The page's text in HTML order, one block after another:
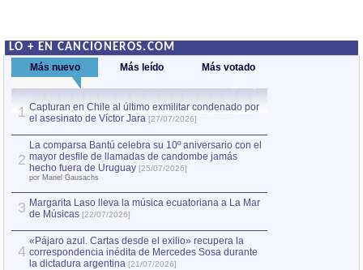
LO + EN CANCIONEROS.COM
Más nuevo Más leído Más votado
1 Capturan en Chile al último exmilitar condenado por
el asesinato de Víctor Jara [27/07/2026]
2
La comparsa Bantú celebra su 10º aniversario con el
mayor desfile de llamadas de candombe jamás
hecho fuera de Uruguay [25/07/2026]
por Manel Gausachs
3 Margarita Laso lleva la música ecuatoriana a La Mar
de Músicas [22/07/2026]
4
«Pájaro azul. Cartas desde el exilio» recupera la
correspondencia inédita de Mercedes Sosa durante
la dictadura argentina [21/07/2026]